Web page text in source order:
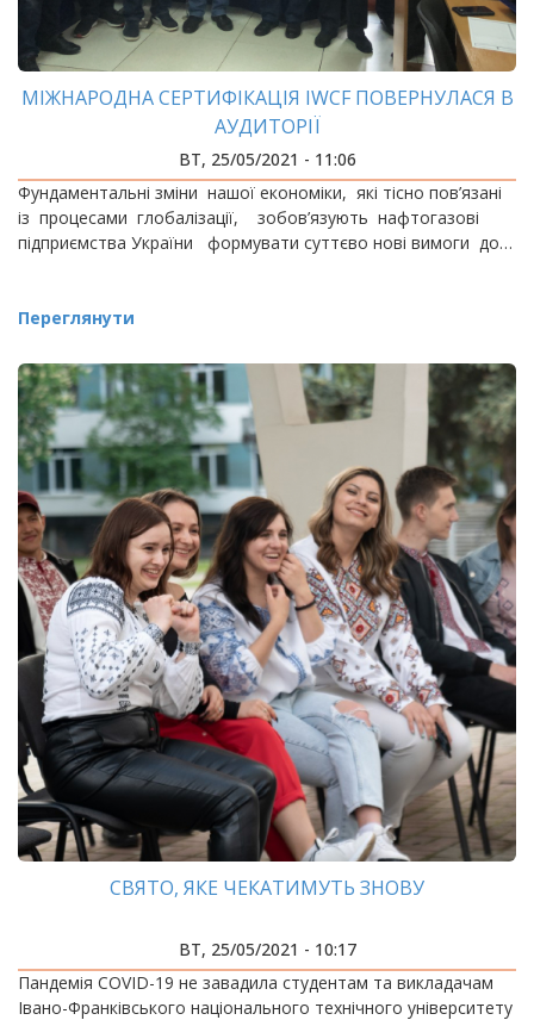
МІЖНАРОДНА СЕРТИФІКАЦІЯ IWCF ПОВЕРНУЛАСЯ В
АУДИТОРІЇ
ВТ, 25/05/2021 - 11:06
Фундаментальні зміни нашої економіки, які тісно пов’язані
із процесами глобалізації, зобов’язують нафтогазові
підприємства України формувати суттєво нові вимоги до…
Переглянути
СВЯТО, ЯКЕ ЧЕКАТИМУТЬ ЗНОВУ
ВТ, 25/05/2021 - 10:17
Пандемія COVID-19 не завадила студентам та викладачам
Івано-Франківського національного технічного університету